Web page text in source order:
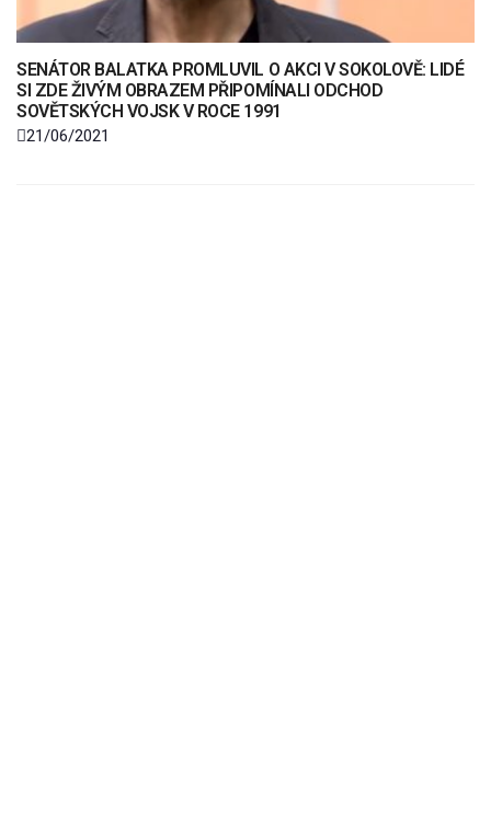
SENÁTOR BALATKA PROMLUVIL O AKCI V SOKOLOVĚ: LIDÉ
SI ZDE ŽIVÝM OBRAZEM PŘIPOMÍNALI ODCHOD
SOVĚTSKÝCH VOJSK V ROCE 1991
21/06/2021